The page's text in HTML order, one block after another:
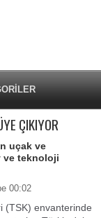
ÇIKIYOR
uçak ve
ve teknoloji
00:02
(TSK) envanterinde